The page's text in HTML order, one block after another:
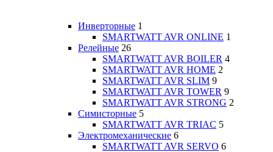
Инверторные 1
SMARTWATT AVR ONLINE 1
Релейные 26
SMARTWATT AVR BOILER 4
SMARTWATT AVR HOME 2
SMARTWATT AVR SLIM 9
SMARTWATT AVR TOWER 9
SMARTWATT AVR STRONG 2
Симисторные 5
SMARTWATT AVR TRIAC 5
Электромеханические 6
SMARTWATT AVR SERVO 6